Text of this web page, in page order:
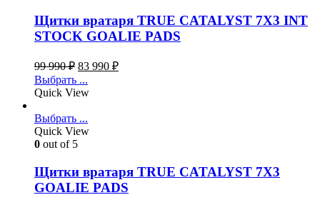
Щитки вратаря TRUE CATALYST 7X3 INT
STOCK GOALIE PADS
99 990₽ 83 990 ₽
Выбрать ...
Quick View
Выбрать ...
Quick View
0 out of 5
Щитки вратаря TRUE CATALYST 7X3
GOALIE PADS